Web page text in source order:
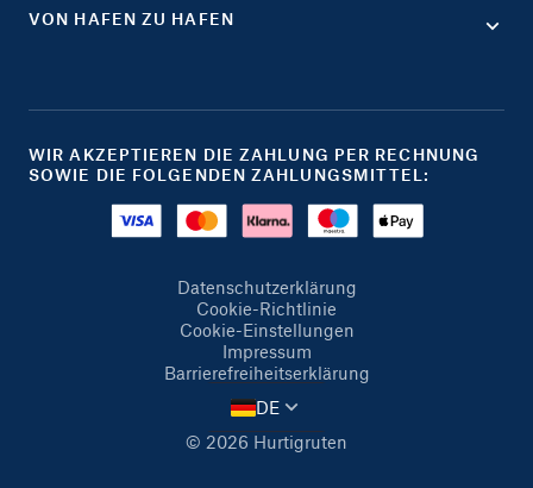
VON HAFEN ZU HAFEN
WIR AKZEPTIEREN DIE ZAHLUNG PER RECHNUNG
SOWIE DIE FOLGENDEN ZAHLUNGSMITTEL:
Datenschutzerklärung
Cookie-Richtlinie
Cookie-Einstellungen
Impressum
Barrierefreiheitserklärung
© 2026 Hurtigruten
DE